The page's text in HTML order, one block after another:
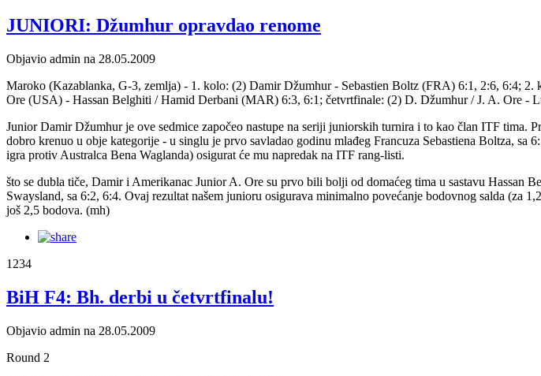
JUNIORI: Džumhur opravdao renome
Objavio admin na 28.05.2009
Maroko (Kazablanka, G-3, zemlja) - 1. kolo: (2) Damir Džumhur - Sebastien Boltz (FRA) 6:1, 2:6, 6:4;
Ore (USA) - Hassan Belghiti / Hamid Derbani (MAR) 6:3, 6:1; četvrtfinale: (2) D. Džumhur / J. A. Ore -
Junior Damir Džumhur je ove sedmice započeo nastupe na seriji juniorskih turnira i to kao član ITF
dobro krenuo u obje kategorije - u singlu je prvo savladao godinu mlađeg Francuza Sebastiena Boltza,
igra protiv Australca Bena Waglanda) osigurat će mu napredak na ITF rang-listi.
što se dubla tiče, Damir i Amerikanac Junior A. Ore su prvo bili bolji od domaćeg tima u sastavu
Swaysland, sa 6:2, 6:4. Ovaj rezultat našem junioru osigurava minimalno povećanje bodovnog salda
još 2,5 bodova. (mh)
1234
BiH F4: Bh. derbi u četvrtfinalu!
Objavio admin na 28.05.2009
Round 2